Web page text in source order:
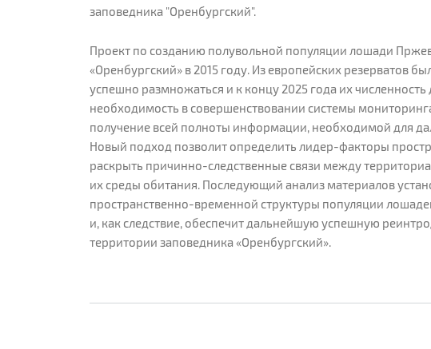
заповедника "Оренбургский".
Проект по созданию полувольной популяции лошади
«Оренбургский» в 2015 году. Из европейских резерватов
успешно размножаться и к концу 2025 года их численность
необходимость в совершенствовании системы
получение всей полноты информации, необходимой для
Новый подход позволит определить лидер-факторы
раскрыть причинно-следственные связи между
их среды обитания. Последующий анализ материалов
пространственно-временной структуры популяции
и, как следствие, обеспечит дальнейшую успешную
территории заповедника «Оренбургский».